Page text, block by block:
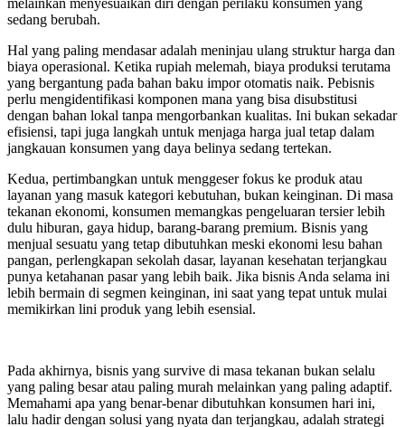
melainkan menyesuaikan diri dengan perilaku konsumen yang
sedang berubah.
Hal yang paling mendasar adalah meninjau ulang struktur harga dan
biaya operasional. Ketika rupiah melemah, biaya produksi terutama
yang bergantung pada bahan baku impor otomatis naik. Pebisnis
perlu mengidentifikasi komponen mana yang bisa disubstitusi
dengan bahan lokal tanpa mengorbankan kualitas. Ini bukan sekadar
efisiensi, tapi juga langkah untuk menjaga harga jual tetap dalam
jangkauan konsumen yang daya belinya sedang tertekan.
Kedua, pertimbangkan untuk menggeser fokus ke produk atau
layanan yang masuk kategori kebutuhan, bukan keinginan. Di masa
tekanan ekonomi, konsumen memangkas pengeluaran tersier lebih
dulu hiburan, gaya hidup, barang-barang premium. Bisnis yang
menjual sesuatu yang tetap dibutuhkan meski ekonomi lesu bahan
pangan, perlengkapan sekolah dasar, layanan kesehatan terjangkau
punya ketahanan pasar yang lebih baik. Jika bisnis Anda selama ini
lebih bermain di segmen keinginan, ini saat yang tepat untuk mulai
memikirkan lini produk yang lebih esensial.
Pada akhirnya, bisnis yang survive di masa tekanan bukan selalu
yang paling besar atau paling murah melainkan yang paling adaptif.
Memahami apa yang benar-benar dibutuhkan konsumen hari ini,
lalu hadir dengan solusi yang nyata dan terjangkau, adalah strategi